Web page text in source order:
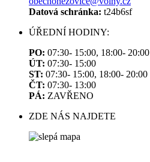
Datová schránka: t24b6sf
ÚŘEDNÍ HODINY:
PO: 07:30- 15:00, 18:00- 20:00
ÚT: 07:30- 15:00
ST: 07:30- 15:00, 18:00- 20:00
ČT: 07:30- 13:00
PÁ: ZAVŘENO
ZDE NÁS NAJDETE